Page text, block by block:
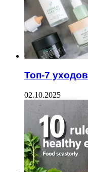
Топ-7
02.10.2025